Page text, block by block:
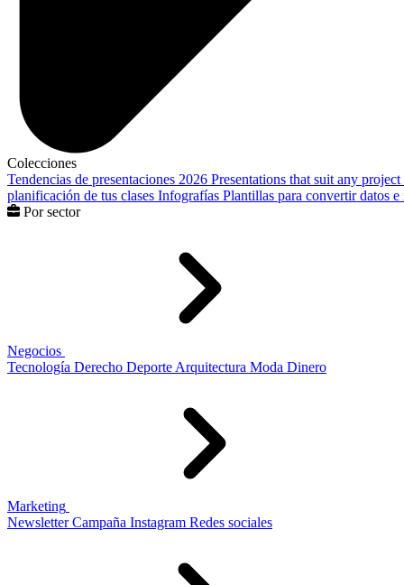
Colecciones
Tendencias de presentaciones 2026 Presentations that suit any project
planificación de tus clases Infografías Plantillas para convertir datos
Por sector
Negocios
Tecnología Derecho Deporte Arquitectura Moda Dinero
Marketing
Newsletter Campaña Instagram Redes sociales